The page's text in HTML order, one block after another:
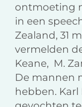
ontmoeting
in een
Zealand, 31
vermelden
Keane, M.
De mannen
hebben.